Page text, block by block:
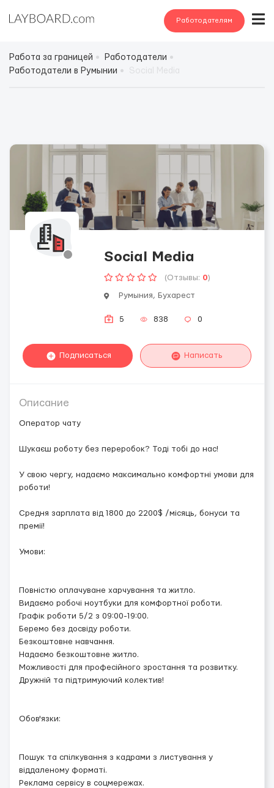
Работодателям
Работа за границей
Работодатели
Работодатели в Румынии
Social Media
(Отзывы: 0)
Румыния, Бухарест
5 838 0
Подписаться Написать
Описание
Оператор чату
Шукаєш роботу без переробок? Тоді тобі до нас!
У свою чергу, надаємо максимально комфортні умови для
роботи!
Средня зарплата від 1800 до 2200$ /місяць, бонуси та
премії!
Умови:
Повністю оплачуване харчування та житло.
Видаємо робочі ноутбуки для комфортної роботи.
Графік роботи 5/2 з 09:00-19:00.
Беремо без досвіду роботи.
Безкоштовне навчання.
Надаємо безкоштовне житло.
Можливості для професійного зростання та розвитку.
Дружній та підтримуючий колектив!
Обов'язки:
Пошук та спілкування з кадрами з листування у
віддаленому форматі.
Реклама сервісу в соцмережах.